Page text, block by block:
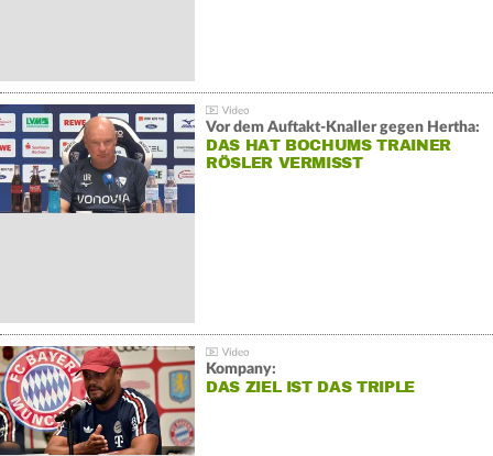
Vor dem Auftakt-Knaller gegen Hertha:
DAS HAT BOCHUMS TRAINER
RÖSLER VERMISST
Kompany:
DAS ZIEL IST DAS TRIPLE